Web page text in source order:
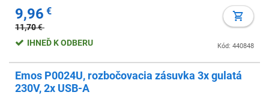
9,96 €
11,70€
Kód: 440848
IHNEĎ K ODBERU
Emos P0024U, rozbočovacia zásuvka 3x gulatá
230V, 2x USB-A